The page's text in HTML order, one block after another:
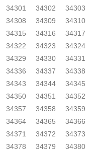
34301 34302
34303
34308 34309
34310
34315 34316
34317
34322 34323
34324
34329 34330
34331
34336 34337
34338
34343 34344
34345
34350 34351
34352
34357 34358
34359
34364 34365
34366
34371 34372
34373
34378 34379
34380